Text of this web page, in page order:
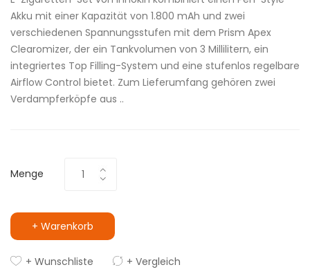
Akku mit einer Kapazität von 1.800 mAh und zwei
verschiedenen Spannungsstufen mit dem Prism Apex
Clearomizer, der ein Tankvolumen von 3 Millilitern, ein
integriertes Top Filling-System und eine stufenlos regelbare
Airflow Control bietet. Zum Lieferumfang gehören zwei
Verdampferköpfe aus ..
Menge
+ Warenkorb
+ Wunschliste + Vergleich